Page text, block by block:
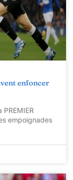
enfoncer
empoignades